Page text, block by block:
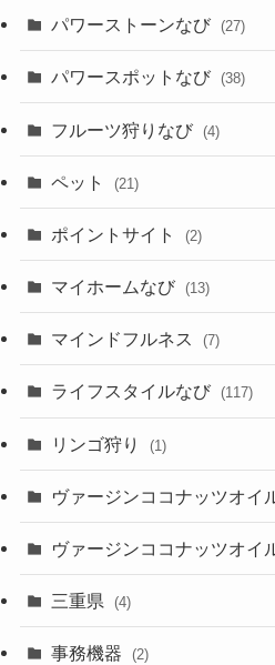
パワーストーンなび (27)
パワースポットなび (38)
フルーツ狩りなび (4)
ペット (21)
ポイントサイト (2)
マイホームなび (13)
マインドフルネス (7)
ライフスタイルなび (117)
リンゴ狩り (1)
ヴァージンココナッツオイ
ヴァージンココナッツオイ
三重県 (4)
事務機器 (2)